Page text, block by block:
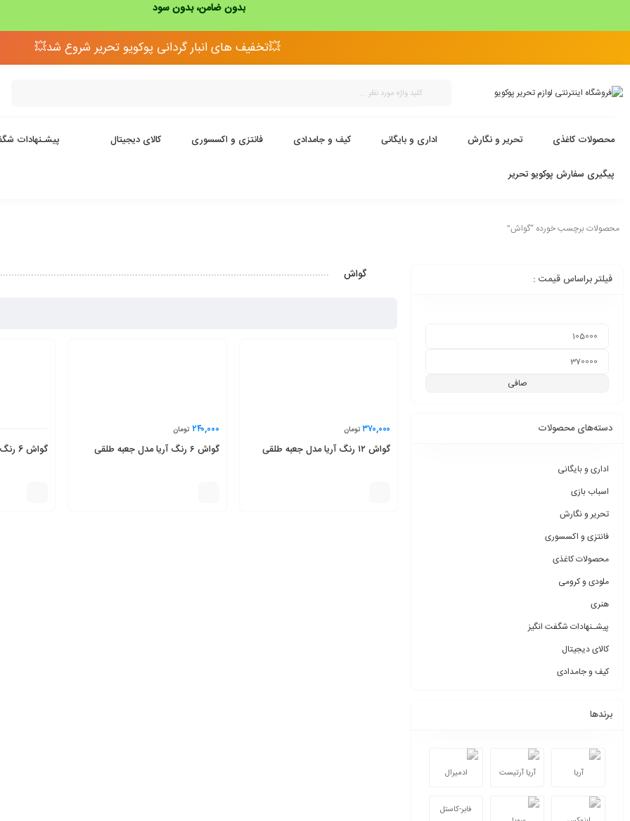
بدون ضامن، بدون سود
💥تخفیف های انبار گردانی پوکویو تحریر شروع شد💥
محصولات کاغذی تحریر و نگارش اداری و بایگانی کیف و جامدادی فانتزی و اکسسوری کالای دیجیتال پیشـنهادات
پیگیری سفارش پوکویو تحریر
محصولات برچسب خورده “گواش”
فیلتر براساس قیمت :
صافی
دسته‌های محصولات
اداری و بایگانی
اسباب بازی
تحریر و نگارش
فانتزی و اکسسوری
محصولات کاغذی
ملودی و کرومی
هنری
پیشـنهادات شگفت انگیز
کالای دیجیتال
کیف و جامدادی
برندها
آریا آریا آرتیست ادمیرال
فابر-کاستل
گواش
۳۷۰,۰۰۰ تومان
گواش ۱۲ رنگ آریا مدل جعبه طلقی
۲۴۰,۰۰۰ تومان
گواش ۶ رنگ آریا مدل جعبه طلقی گواش 6 رنگ پارس